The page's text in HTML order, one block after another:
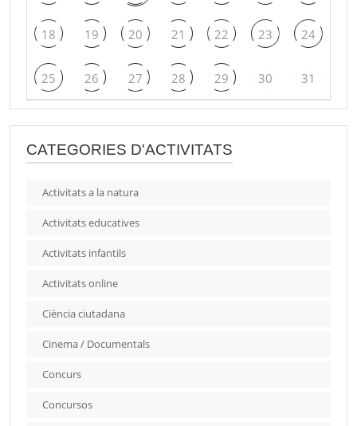
18 19 20 21 22 23 24
25 26 27 28 29 30 31
CATEGORIES D'ACTIVITATS
Activitats a la natura
Activitats educatives
Activitats infantils
Activitats online
Ciència ciutadana
Cinema / Documentals
Concurs
Concursos